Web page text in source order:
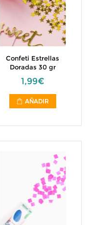
Confeti Estrellas
Doradas 30 gr
1,99€
AÑADIR